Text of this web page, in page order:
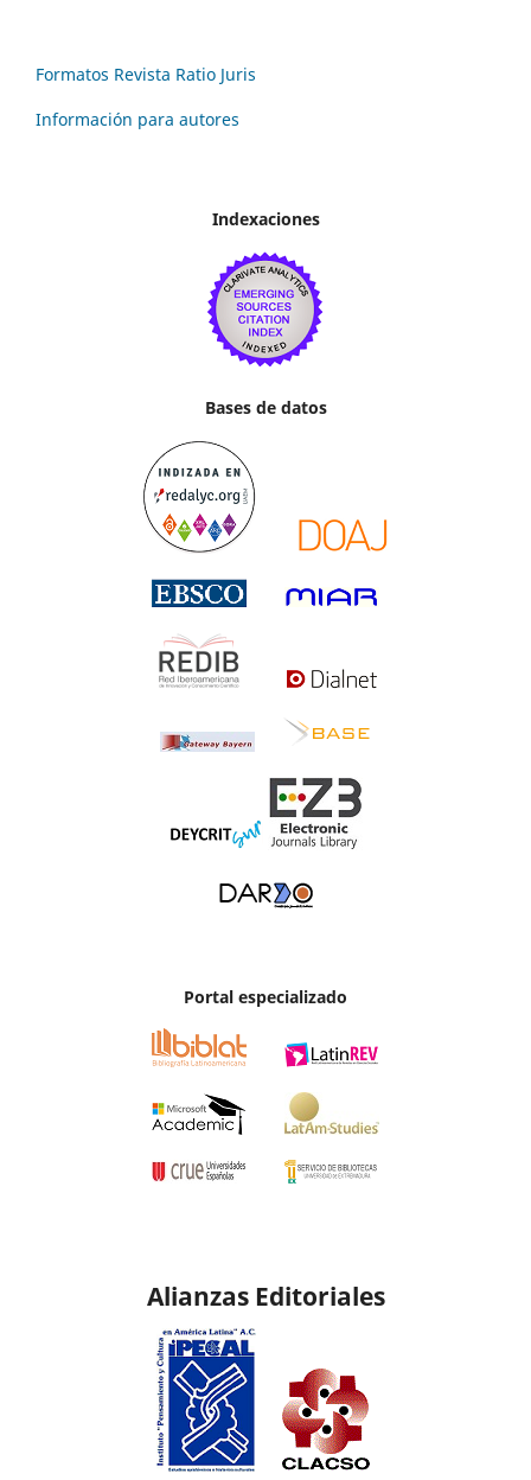
Formatos Revista Ratio Juris
Información para autores
Indexaciones
Bases de datos
Portal especializado
Alianzas Editoriales